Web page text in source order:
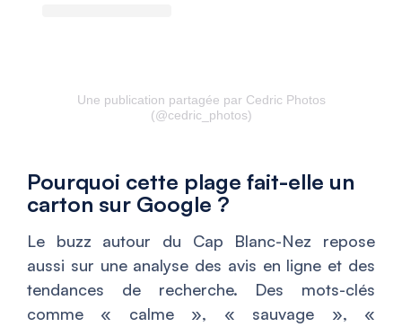
Une publication partagée par Cedric Photos
(@cedric_photos)
Pourquoi cette plage fait-elle un
carton sur Google ?
Le buzz autour du Cap Blanc-Nez repose
aussi sur une analyse des avis en ligne et des
tendances de recherche. Des mots-clés
comme « calme », « sauvage », «